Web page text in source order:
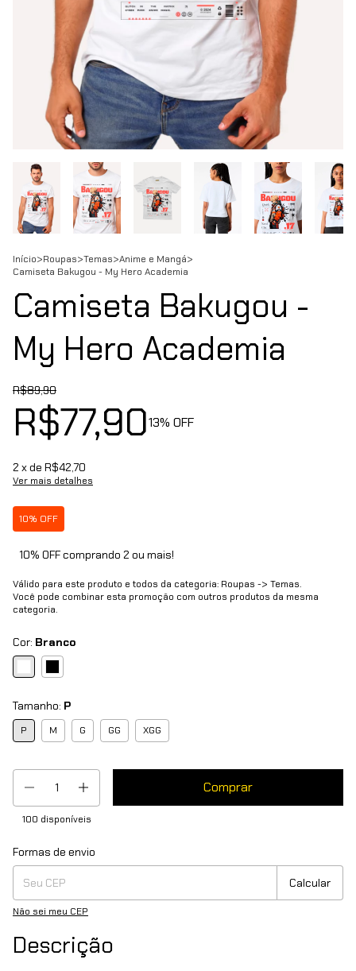
Início>Roupas>Temas>Anime e Mangá>
Camiseta Bakugou - My Hero Academia
Camiseta Bakugou -
My Hero Academia
R$89,90
R$77,9013% OFF
2 x de R$42,70
Ver mais detalhes
10% OFF
10% OFF comprando 2 ou mais!
Válido para este produto e todos da categoria: Roupas -> Temas.
Você pode combinar esta promoção com outros produtos da mesma
categoria.
Cor: Branco
Tamanho: P
P M G GG XGG
100 disponíveis
Entregas para o CEP:
Formas de envio
Calcular
Não sei meu CEP
Descrição